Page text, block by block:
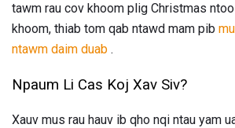
tawm rau cov khoom plig Christmas
khoom, thiab tom qab ntawd mam pib
ntawm daim duab .
Npaum Li Cas Koj Xav Siv?
Xauv mus rau hauv ib qho nqi ntau yam